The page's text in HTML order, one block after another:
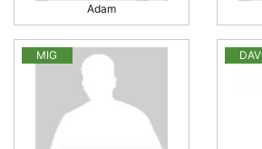
Adam
MIG DAV